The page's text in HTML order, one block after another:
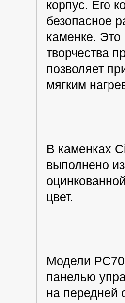
корпус. Его
безопасное
каменке. Это
творчества
позволяет
мягким
В каменках
выполнено
цвет.
Модели
панелью
на передней